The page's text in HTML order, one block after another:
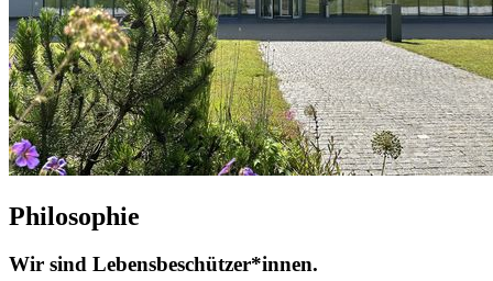
Philosophie
Wir sind Lebensbeschützer*innen.